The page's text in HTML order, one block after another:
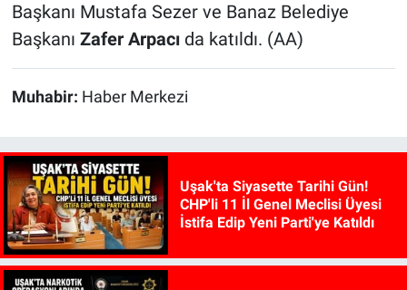
Başkanı Mustafa Sezer ve Banaz Belediye
Başkanı Zafer Arpacıda katıldı. (AA)
Muhabir: Haber Merkezi
Uşak'ta Siyasette Tarihi Gün!
CHP'li 11 İl Genel Meclisi Üyesi
İstifa Edip Yeni Parti'ye Katıldı